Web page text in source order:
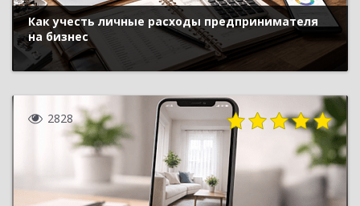
Как учесть личные расходы предпринимателя
на бизнес
2828